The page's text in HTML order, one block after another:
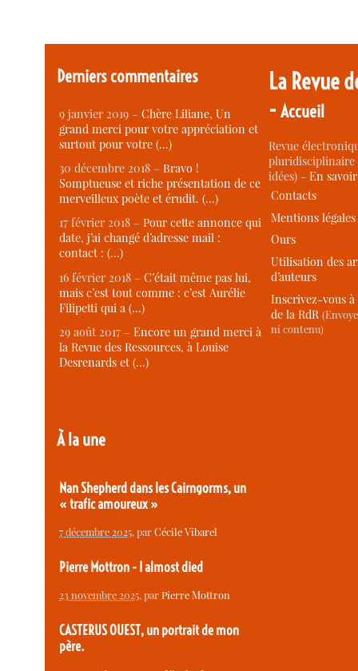
Derniers commentaires
9 janvier 2019 –Chère Liliane, Un
grand merci pour votre appréciation et
surtout pour votre (…)
30 décembre 2018 –Bravo !
Somptueuse et riche présentation de ce
merveilleux poète et érudit. (…)
17 février 2018 –Pour cette annonce qui
date, j’ai changé d’adresse mail :
contact : (…)
16 février 2018 –C’était même pas lui,
mais c’est tout comme : c’est Aurélie
Filipetti qui a (…)
29 août 2017 –Encore un grand merci à
la Revue des Ressources, à Louise
Desrenards et (…)
À la une
Nan Shepherd dans les Cairngorms, un
« trafic amoureux »
7 décembre 2025, parCécile Vibarel
Pierre Mottron - I almost died
23 novembre 2025, parPierre Mottron
CASTERUS OUEST, un portrait de mon
père.
La Revue
-Accueil
Revue
idées) -En
Contacts
Mentions légales
Ours
Utilisation des
d’auteurs
Inscrivez-vous
de la RdR
ni contenu)